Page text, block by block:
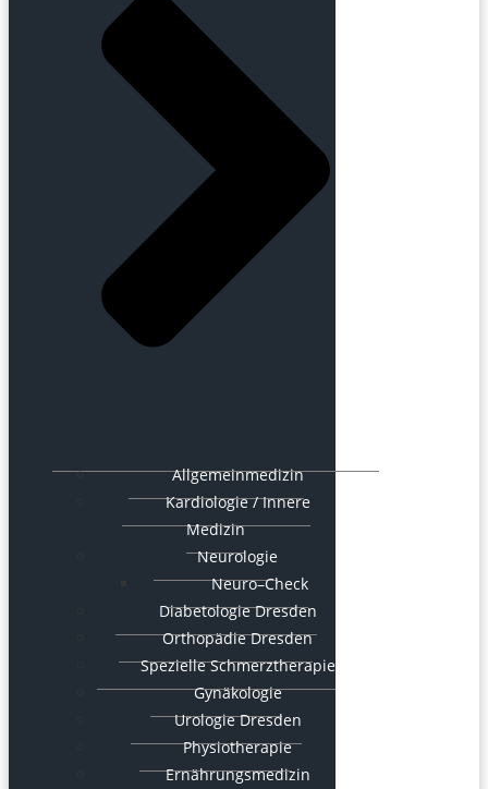
Allgemeinmedizin
Kardiologie / Innere
Medizin
Neurologie
Neuro–Check
Diabetologie Dresden
Orthopädie Dresden
Spezielle Schmerztherapie
Gynäkologie
Urologie Dresden
Physiotherapie
Ernährungsmedizin